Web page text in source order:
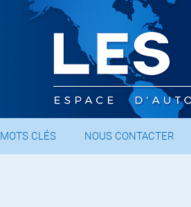
MOTS CLÉS NOUS CONTACTER